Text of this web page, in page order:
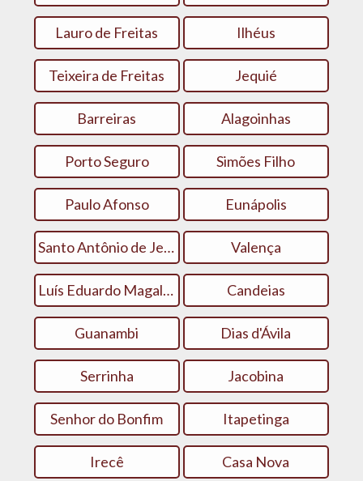
Lauro de Freitas Ilhéus
Teixeira de Freitas Jequié
Barreiras Alagoinhas
Porto Seguro Simões Filho
Paulo Afonso Eunápolis
Santo Antônio de Jesus Valença
Luís Eduardo Magalhães Candeias
Guanambi Dias d'Ávila
Serrinha Jacobina
Senhor do Bonfim Itapetinga
Irecê Casa Nova